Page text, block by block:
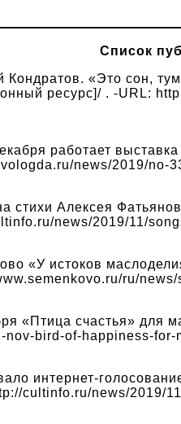
Список
Кондратов. «Это сон,
ресурс]/ . -URL:
работает
news/2019/no-
стихи Алексея
news/2019/11/
«У истоков
ru/
«Птица счастья» для
nov-bird-of-happiness-for-
интернет-
cultinfo.ru/news/2019/